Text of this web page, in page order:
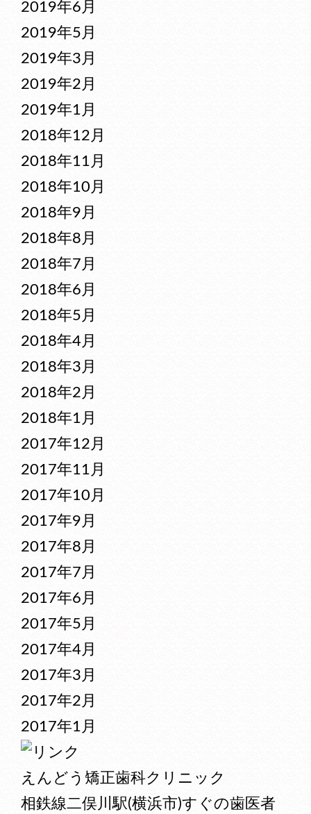
2019年6月
2019年5月
2019年3月
2019年2月
2019年1月
2018年12月
2018年11月
2018年10月
2018年9月
2018年8月
2018年7月
2018年6月
2018年5月
2018年4月
2018年3月
2018年2月
2018年1月
2017年12月
2017年11月
2017年10月
2017年9月
2017年8月
2017年7月
2017年6月
2017年5月
2017年4月
2017年3月
2017年2月
2017年1月
えんどう矯正歯科クリニック
相鉄線二俣川駅(横浜市)すぐの歯医者